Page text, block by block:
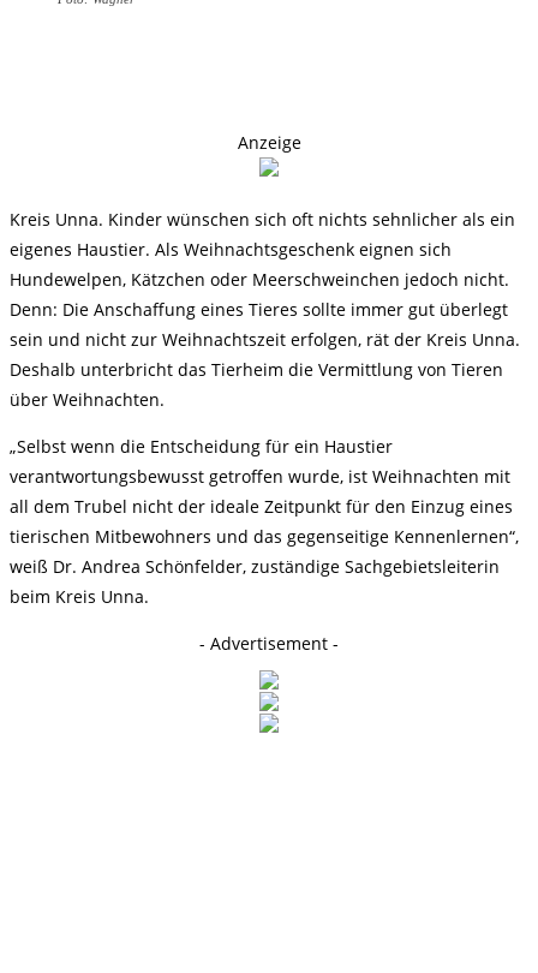
Anzeige
Kreis Unna. Kinder wünschen sich oft nichts sehnlicher als ein
eigenes Haustier. Als Weihnachtsgeschenk eignen sich
Hundewelpen, Kätzchen oder Meerschweinchen jedoch nicht.
Denn: Die Anschaffung eines Tieres sollte immer gut überlegt
sein und nicht zur Weihnachtszeit erfolgen, rät der Kreis Unna.
Deshalb unterbricht das Tierheim die Vermittlung von Tieren
über Weihnachten.
„Selbst wenn die Entscheidung für ein Haustier
verantwortungsbewusst getroffen wurde, ist Weihnachten mit
all dem Trubel nicht der ideale Zeitpunkt für den Einzug eines
tierischen Mitbewohners und das gegenseitige Kennenlernen“,
weiß Dr. Andrea Schönfelder, zuständige Sachgebietsleiterin
beim Kreis Unna.
- Advertisement -